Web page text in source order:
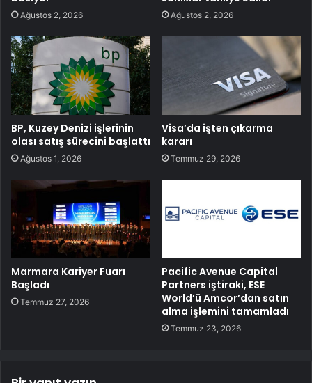
Ağustos 2, 2026 Ağustos 2, 2026
BP, Kuzey Denizi işlerinin
olası satış sürecini başlattı
Ağustos 1, 2026
Visa’da işten çıkarma
kararı
Temmuz 29, 2026
Marmara Kariyer Fuarı
Başladı
Temmuz 27, 2026
Pacific Avenue Capital
Partners iştiraki, ESE
World’ü Amcor’dan satın
alma işlemini tamamladı
Temmuz 23, 2026